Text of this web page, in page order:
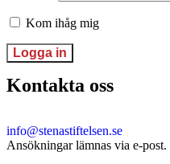
Kom ihåg mig
Kontakta oss
info@stenastiftelsen.se
Ansökningar lämnas via e-post.